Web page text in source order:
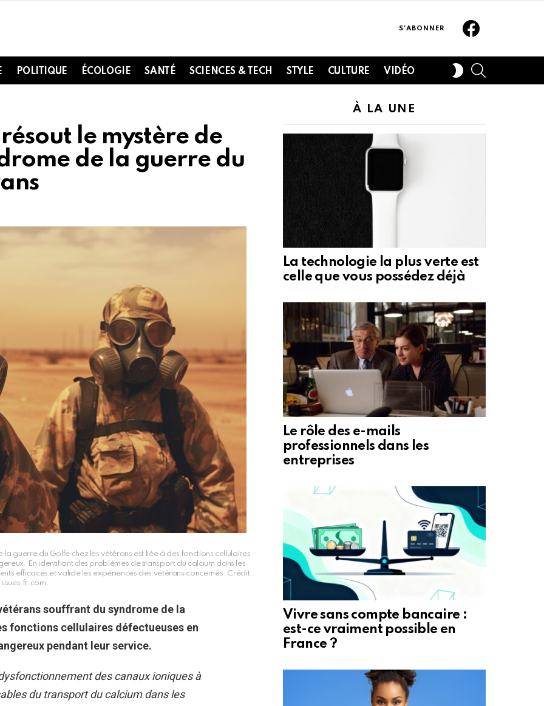
S'ABONNER
POLITIQUE ÉCOLOGIE SANTÉ SCIENCES & TECH STYLE CULTURE VIDÉO
SWITCH
SKIN
le mystère de
de la guerre du
guerre du Golfe chez les vétérans est liée à des fonctions cellulaires
En identifiant des problèmes de transport du calcium dans les
efficaces et valide les expériences des vétérans concernés. Crédit :
souffrant du syndrome de la
fonctions cellulaires défectueuses en
pendant leur service.
des canaux ioniques à
du transport du calcium dans les
À LA UNE
La technologie la plus verte est
celle que vous possédez déjà
Le rôle des e-mails
professionnels dans les
entreprises
Vivre sans compte bancaire :
est-ce vraiment possible en
France ?